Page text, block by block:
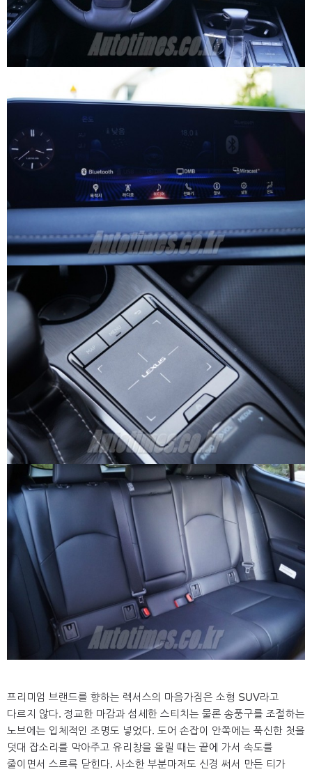
프리미엄 브랜드를 향하는 렉서스의 마음가짐은 소형 SUV라고
다르지 않다. 정교한 마감과 섬세한 스티치는 물론 송풍구를 조절하는
노브에는 입체적인 조명도 넣었다. 도어 손잡이 안쪽에는 푹신한 첫을
덧대 잡소리를 막아주고 유리창을 올릴 때는 끝에 가서 속도를
줄이면서 스르륵 닫힌다. 사소한 부분마저도 신경 써서 만든 티가